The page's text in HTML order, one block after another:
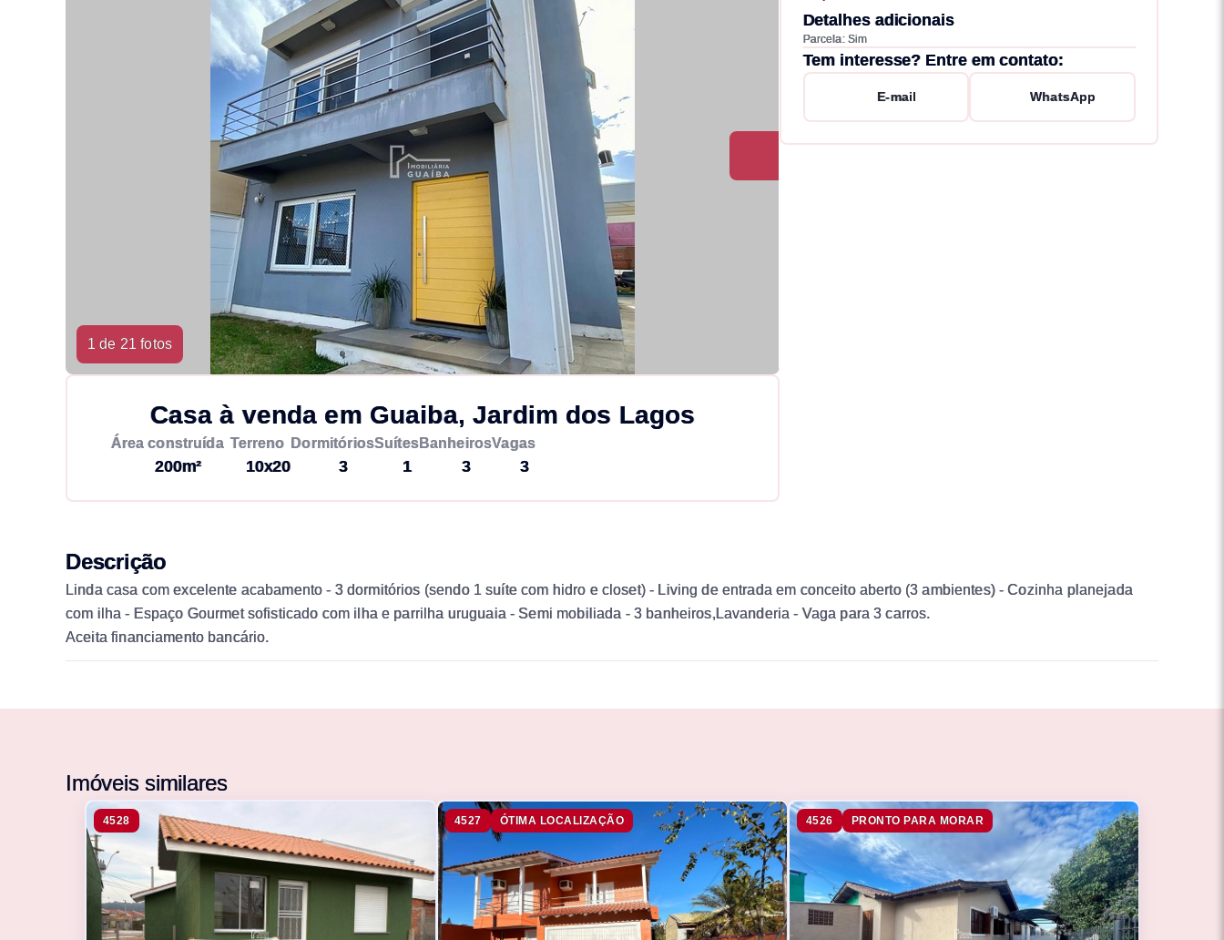
1 de 21 fotos
Casa à venda em Guaiba, Jardim dos Lagos
Área construída
200m²
Terreno
10x20
Dormitórios
3
Suítes
1
Banheiros
3
Vagas
3
Detalhes adicionais
Parcela: Sim
Tem interesse? Entre em contato:
E-mail WhatsApp
Descrição
Linda casa com excelente acabamento - 3 dormitórios (sendo 1 suíte com hidro e closet) - Living de entrada em conceito aberto (3 ambientes) - Cozinha planejada
com ilha - Espaço Gourmet sofisticado com ilha e parrilha uruguaia - Semi mobiliada - 3 banheiros,Lavanderia - Vaga para 3 carros.
Aceita financiamento bancário.
Imóveis similares
4528 4527 ÓTIMA LOCALIZAÇÃO 4526 PRONTO PARA MORAR